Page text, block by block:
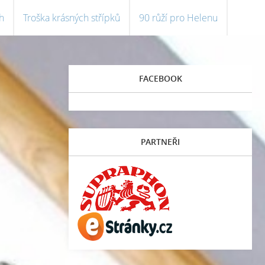
Troška krásných střípků 90 růží pro Helenu
FACEBOOK
PARTNEŘI